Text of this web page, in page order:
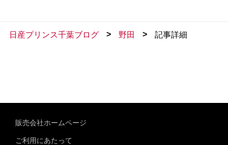
日産プリンス千葉ブログ > 野田 > 記事詳細
販売会社ホームページ
ご利用にあたって